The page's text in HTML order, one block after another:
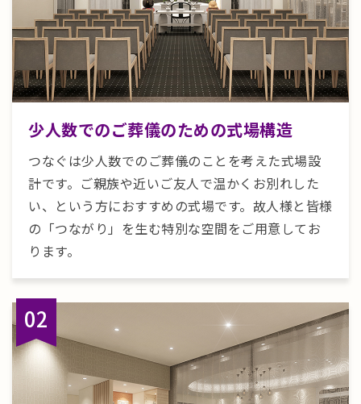
少人数でのご葬儀のための式場構造
つなぐは少人数でのご葬儀のことを考えた式場設
計です。ご親族や近いご友人で温かくお別れした
い、という方におすすめの式場です。故人様と皆様
の「つながり」を生む特別な空間をご用意してお
ります。